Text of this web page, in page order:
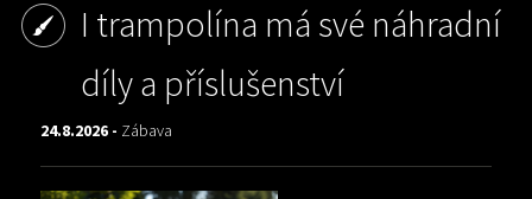
I trampolína má své náhradní
díly a příslušenství
24.8.2026 - Zábava